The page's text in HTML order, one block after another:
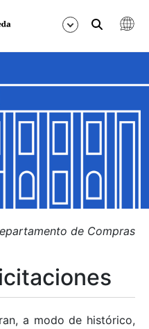
de Compras
a modo de histórico,